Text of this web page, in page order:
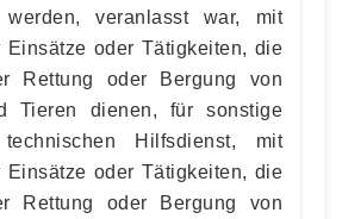
werden, veranlasst war, mit
Einsätze oder Tätigkeiten, die
Rettung oder Bergung von
Tieren dienen, für sonstige
Hilfsdienst, mit
Einsätze oder Tätigkeiten, die
Rettung oder Bergung von